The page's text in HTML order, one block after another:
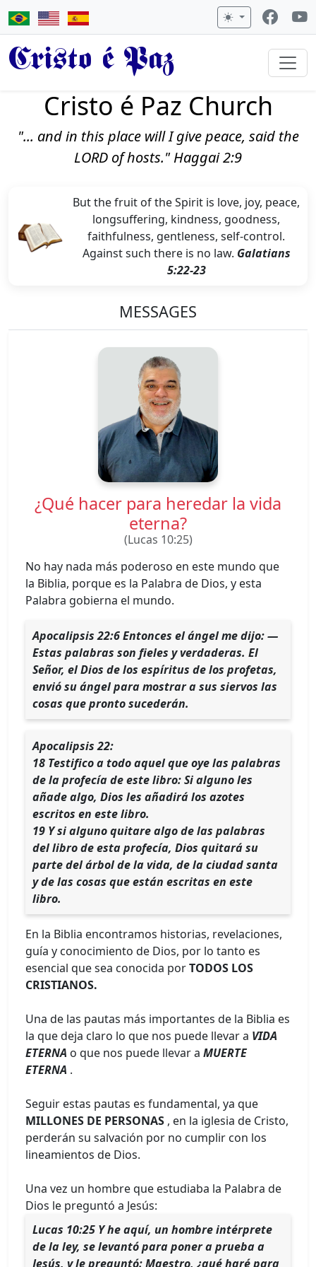
Cristo é Paz
Cristo é Paz Church
"... and in this place will I give peace, said the
LORD of hosts." Haggai 2:9
But the fruit of the Spirit is love, joy, peace,
longsuffering, kindness, goodness,
faithfulness, gentleness, self-control.
Against such there is no law. Galatians
5:22-23
MESSAGES
¿Qué hacer para heredar la vida
eterna?
(Lucas 10:25)
No hay nada más poderoso en este mundo que
la Biblia, porque es la Palabra de Dios, y esta
Palabra gobierna el mundo.
Apocalipsis 22:6 Entonces el ángel me dijo: —
Estas palabras son fieles y verdaderas. El
Señor, el Dios de los espíritus de los profetas,
envió su ángel para mostrar a sus siervos las
cosas que pronto sucederán.
Apocalipsis 22:
18 Testifico a todo aquel que oye las palabras
de la profecía de este libro: Si alguno les
añade algo, Dios les añadirá los azotes
escritos en este libro.
19 Y si alguno quitare algo de las palabras
del libro de esta profecía, Dios quitará su
parte del árbol de la vida, de la ciudad santa
y de las cosas que están escritas en este
libro.
En la Biblia encontramos historias, revelaciones,
guía y conocimiento de Dios, por lo tanto es
esencial que sea conocida porTODOS LOS
CRISTIANOS.
Una de las pautas más importantes de la Biblia es
la que deja claro lo que nos puede llevar a VIDA
ETERNA o que nos puede llevar a MUERTE
ETERNA .
Seguir estas pautas es fundamental, ya que
MILLONES DE PERSONAS , en la iglesia de Cristo,
perderán su salvación por no cumplir con los
lineamientos de Dios.
Una vez un hombre que estudiaba la Palabra de
Dios le preguntó a Jesús:
Lucas 10:25 Y he aquí, un hombre intérprete
de la ley, se levantó para poner a prueba a
Jesús, y le preguntó: Maestro, ¿qué haré para